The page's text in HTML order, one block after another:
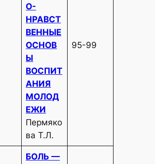
О-
НРАВСТ
ВЕННЫЕ
ОСНОВ
Ы
ВОСПИТ
АНИЯ
МОЛОД
ЕЖИ
Пермяко
ва Т.Л.
95-99
БОЛЬ —